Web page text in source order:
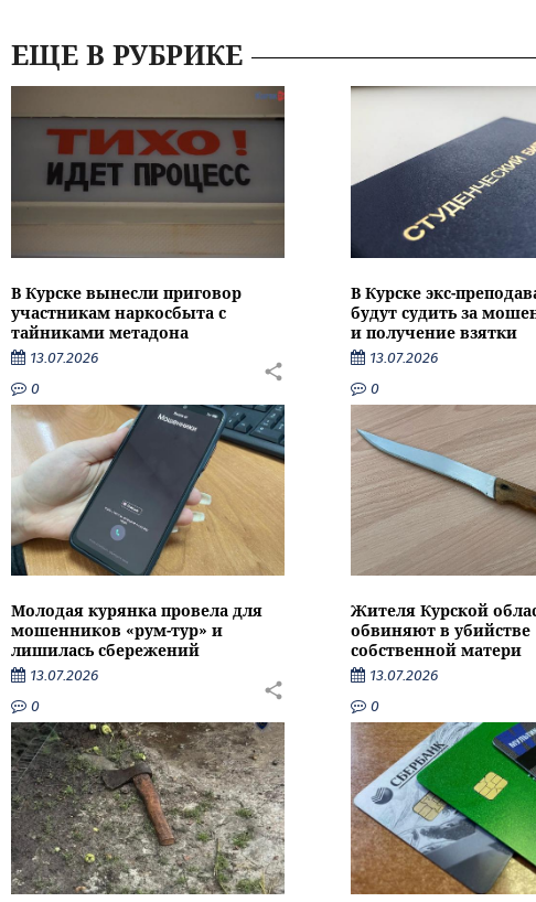
ЕЩЕ В РУБРИКЕ
В Курске вынесли приговор
участникам наркосбыта с
тайниками метадона
13.07.2026
0
В Курске экс-
будут судить за
и получение взятки
13.07.2026
0
Молодая курянка провела для
мошенников «рум-тур» и
лишилась сбережений
13.07.2026
0
Жителя Курской
обвиняют в убийстве
собственной матери
13.07.2026
0